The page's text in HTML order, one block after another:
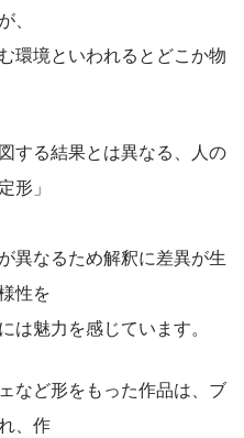
環境といわれるとどこか物
する結果とは異なる、人の
形」
異なるため解釈に差異が生
性を
は魅力を感じています。
など形をもった作品は、ブ
、作